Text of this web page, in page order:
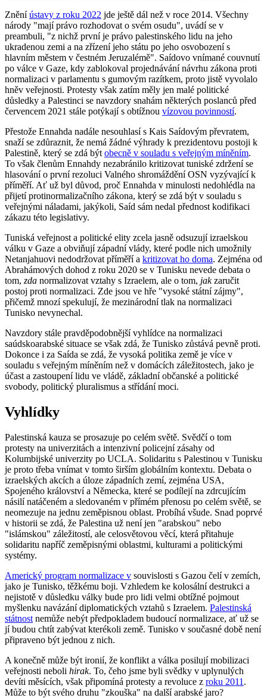
Zněníústavy z roku 2022 jde ještě dál než v roce 2014. Všechny
národy "mají právo rozhodovat o svém osudu", uvádí se v
preambuli, "z nichž první je právo palestinského lidu na jeho
ukradenou zemi a na zřízení jeho státu po jeho osvobození s
hlavním městem v čestném Jeruzalémě". Saídovo vnímané couvnutí
po válce v Gaze, kdy zablokoval projednávání návrhu zákona proti
normalizaci v parlamentu s gumovým razítkem, proto jistě vyvolalo
hněv veřejnosti. Protesty však zatím měly jen malé politické
důsledky a Palestinci se navzdory snahám některých poslanců před
červencem 2021 stále potýkají s obtížnou vízovou povinností.
Přestože Ennahda nadále nesouhlasí s Kais Saídovým převratem,
snaží se zdůraznit, že nemá žádné výhrady k prezidentovu postoji k
Palestině, který se zdá být obecně v souladu s veřejným míněním.
To však členům Ennahdy nezabránilo kritizovat tuniské zdržení se
hlasování o první rezoluci Valného shromáždění OSN vyzývající k
příměří. Ať už byl důvod, proč Ennahda v minulosti nedohlédla na
přijetí protinormalizačního zákona, který se zdá být v souladu s
veřejnými náladami, jakýkoli, Saíd sám nedal přednost kodifikaci
zákazu této legislativy.
Tuniská veřejnost a politické elity zcela jasně odsuzují izraelskou
válku v Gaze a obviňují západní vlády, které podle nich umožnily
Netanjahuovi nedodržovat příměří a kritizovat ho doma. Zejména od
Abrahámových dohod z roku 2020 se v Tunisku nevede debata o
tom, zda normalizovat vztahy s Izraelem, ale o tom, jakzaručit
postoj proti normalizaci. Zde jsou ve hře "vysoké státní zájmy",
přičemž mnozí spekulují, že mezinárodní tlak na normalizaci
Tunisko nevynechal.
Navzdory stále pravděpodobnější vyhlídce na normalizaci
saúdskoarabské situace se však zdá, že Tunisko zůstává pevně proti.
Dokonce i za Saída se zdá, že vysoká politika země je více v
souladu s veřejným míněním než v domácích záležitostech, jako je
účast a zastoupení lidu ve vládě, základní občanské a politické
svobody, politický pluralismus a střídání moci.
Vyhlídky
Palestinská kauza se prosazuje po celém světě. Svědčí o tom
protesty na univerzitách a intenzivní policejní zásahy od
Kolumbijské univerzity po UCLA. Solidaritu s Palestinou v Tunisku
je proto třeba vnímat v tomto širším globálním kontextu. Debata o
izraelských akcích a úloze západních zemí, zejména USA,
Spojeného království a Německa, které se podílejí na zdrcujícím
násilí natáčeném a sledovaném v přímém přenosu po celém světě, se
neomezuje na jednu zeměpisnou oblast. Probíhá všude. Snad poprvé
v historii se zdá, že Palestina už není jen "arabskou" nebo
"islámskou" záležitostí, ale celosvětovou věcí, která přitahuje
solidaritu napříč zeměpisnými oblastmi, kulturami a politickými
systémy.
Americký program normalizace v souvislosti s Gazou čelí v zemích,
jako je Tunisko, těžkému boji. Vzhledem ke kolosální destrukci a
nejistotě v důsledku války bude pro lidi velmi obtížné pojmout
myšlenku navázání diplomatických vztahů s Izraelem. Palestinská
státnost nemůže nebýt předpokladem budoucí normalizace, ať už se
jí budou chtít zabývat kterékoli země. Tunisko v současné době není
připraveno být jednou z nich.
A konečně může být ironií, že konflikt a válka posilují mobilizaci
veřejnosti neboli hirak. To, čeho jsme byli svědky v uplynulých
devíti měsících, však připomíná protesty a revoluce z roku 2011 .
Může to být svého druhu "zkouška" na další arabské jaro?